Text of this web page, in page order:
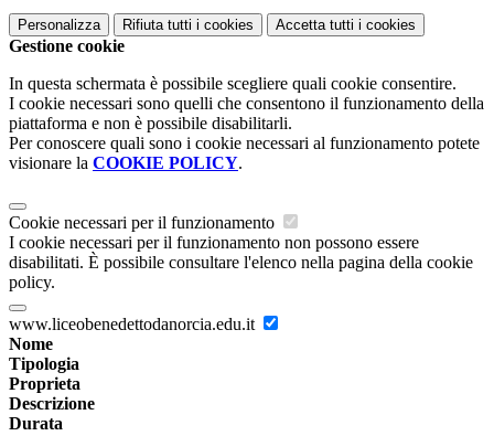
Personalizza Rifiuta tutti i cookies Accetta tutti i cookies
Gestione cookie
In questa schermata è possibile scegliere quali cookie consentire.
I cookie necessari sono quelli che consentono il funzionamento della
piattaforma e non è possibile disabilitarli.
Per conoscere quali sono i cookie necessari al funzionamento potete
visionare la COOKIE POLICY.
Cookie necessari per il funzionamento
I cookie necessari per il funzionamento non possono essere
disabilitati. È possibile consultare l'elenco nella pagina della cookie
policy.
www.liceobenedettodanorcia.edu.it
Nome
Tipologia
Proprieta
Descrizione
Durata